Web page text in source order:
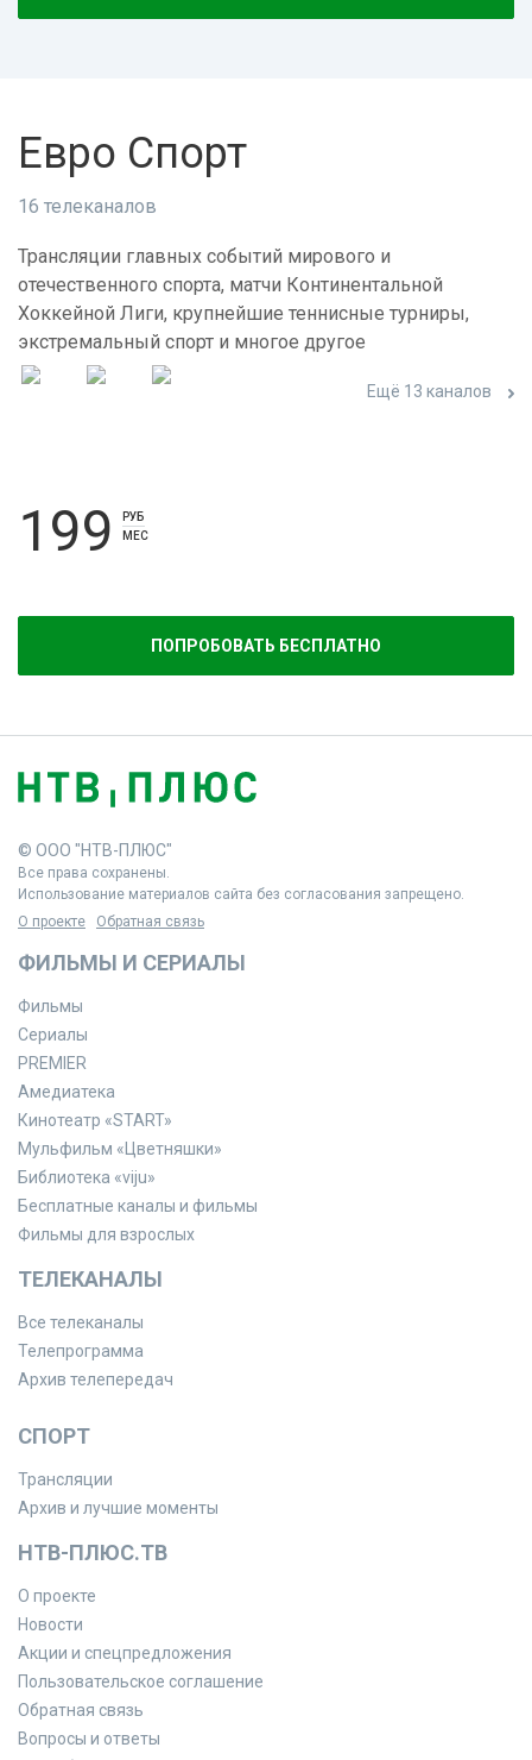
Евро Спорт
16 телеканалов
Трансляции главных событий мирового и
отечественного спорта, матчи Континентальной
Хоккейной Лиги, крупнейшие теннисные турниры,
экстремальный спорт и многое другое
Ещё 13 каналов
199
РУБ
МЕС
ПОПРОБОВАТЬ БЕСПЛАТНО
© ООО "НТВ-ПЛЮС"
Все права сохранены.
Использование материалов сайта без согласования запрещено.
О проекте
Обратная связь
ФИЛЬМЫ И СЕРИАЛЫ
Фильмы
Сериалы
PREMIER
Амедиатека
Кинотеатр «START»
Мульфильм «Цветняшки»
Библиотека «viju»
Бесплатные каналы и фильмы
Фильмы для взрослых
ТЕЛЕКАНАЛЫ
Все телеканалы
Телепрограмма
Архив телепередач
СПОРТ
Трансляции
Архив и лучшие моменты
НТВ-ПЛЮС.ТВ
О проекте
Новости
Акции и спецпредложения
Пользовательское соглашение
Обратная связь
Вопросы и ответы